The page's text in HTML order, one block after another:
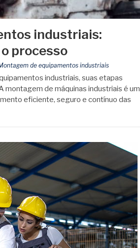
industriais:
processo
de equipamentos industriais
industriais, suas etapas
montagem de máquinas industriais é um
eficiente, seguro e contínuo das